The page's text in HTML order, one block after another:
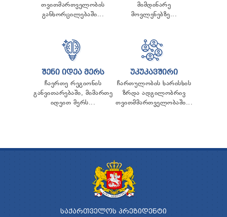
თვითმართველობის
განხორცილებაში...
მიმდინარე
მოვლენებზე...
ᲨᲔᲜᲘ ᲘᲓᲔᲐ ᲛᲔᲠᲡ
ჩაერთე რეგიონის
განვითარებაში, მიმართე
იდეით მერს...
ᲣᲙᲣᲙᲐᲕᲨᲘᲠᲘ
ჩართულობის ხარისხის
ზრდა ადგილობრივ
თვითმმართველობაში...
ᲡᲐᲥᲐᲠᲗᲕᲔᲚᲝᲡ ᲞᲠᲔᲖᲘᲓᲔᲜᲢᲘ